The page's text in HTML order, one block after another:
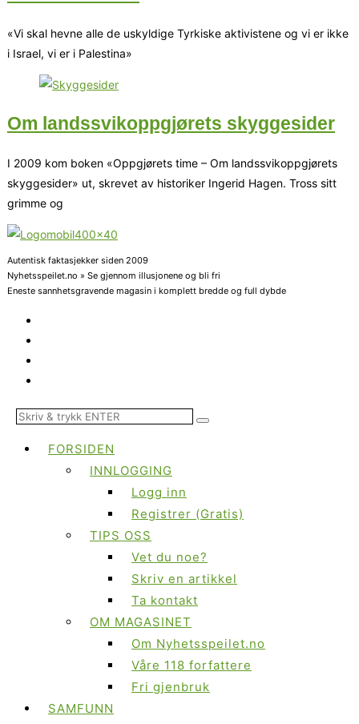
«Vi skal hevne alle de uskyldige Tyrkiske aktivistene og vi er ikke
i Israel, vi er i Palestina»
Om landssvikoppgjørets skyggesider
I 2009 kom boken «Oppgjørets time – Om landssvikoppgjørets
skyggesider» ut, skrevet av historiker Ingerid Hagen. Tross sitt
grimme og
Autentisk faktasjekker siden 2009
Nyhetsspeilet.no » Se gjennom illusjonene og bli fri
Eneste sannhetsgravende magasin i komplett bredde og full dybde
FORSIDEN
INNLOGGING
Logg inn
Registrer (Gratis)
TIPS OSS
Vet du noe?
Skriv en artikkel
Ta kontakt
OM MAGASINET
Om Nyhetsspeilet.no
Våre 118 forfattere
Fri gjenbruk
SAMFUNN